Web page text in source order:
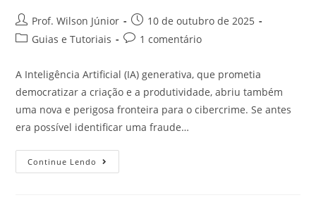
Prof. Wilson Júnior
10 de outubro de 2025
Guias e Tutoriais
1 comentário
A Inteligência Artificial (IA) generativa, que prometia
democratizar a criação e a produtividade, abriu também
uma nova e perigosa fronteira para o cibercrime. Se antes
era possível identificar uma fraude…
Continue Lendo